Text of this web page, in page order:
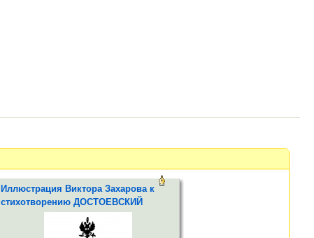
Иллюстрация Виктора Захарова к
стихотворению ДОСТОЕВСКИЙ